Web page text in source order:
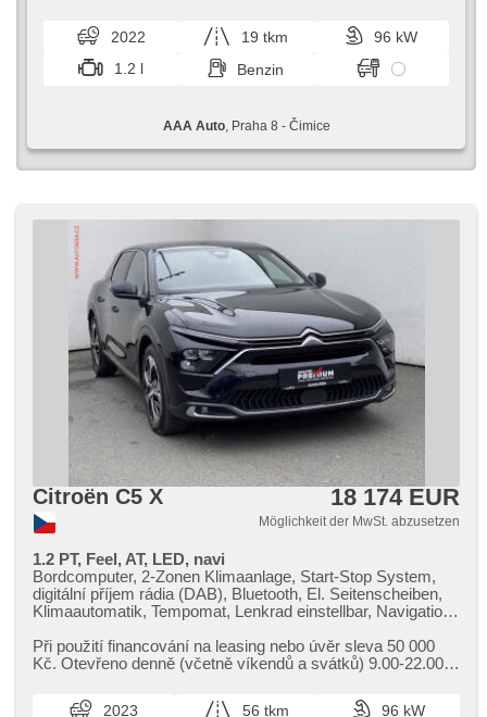
Reifendrucksensor, Automatikgetriebe
bohatou výbavu a vysokou ú...
2022 19 tkm
96 kW
1.2 l
Benzin
AAA Auto, Praha 8 - Čimice
Citroën C5 X 18 174 EUR
Möglichkeit der MwSt. abzusetzen
1.2 PT, Feel, AT, LED, navi
Bordcomputer, 2-Zonen Klimaanlage, Start-Stop System,
digitální příjem rádia (DAB), Bluetooth, El. Seitenscheiben,
Klimaautomatik, Tempomat, Lenkrad einstellbar, Navigation,
Alufelgen, El. Spiegel, Servolenkung, Zentralverriegelung mit
Funkfernbedienung, Elektronisches Stabilitätsprogramm
Klappspiegel, Reifendrucksensor, starten per Taste,
Při použití financování na leasing nebo úvěr sleva 50 000
Kč. Otevřeno denně (včetně víkendů a svátků) 9.00​-22.00
2023 56 tkm
96 kW